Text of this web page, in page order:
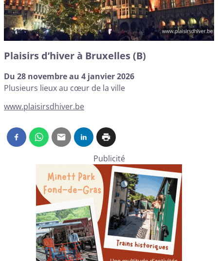
Plaisirs d’hiver à Bruxelles (B)
Du 28 novembre au 4 janvier 2026
Plusieurs lieux au cœur de la ville
www.plaisirsdhiver.be
Publicité